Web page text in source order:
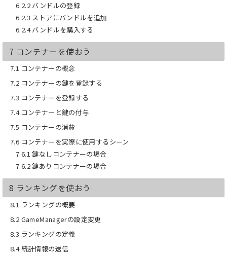
A．はい。第２弾の
のソーシャル編
【さあ、PlayFab を始めよう！】
づくと思います。
PlayFab の勉強を始めてみませんか？
6.2.2 バンドルの登録
6.2.3 ストアにバンドルを追加
6.2.4 バンドルを購入する
7 コンテナーを使おう
7.1 コンテナーの概念
7.2 コンテナーの鍵を登録する
7.3 コンテナーを登録する
7.4 コンテナーと鍵の付与
7.5 コンテナーの消費
7.6 コンテナーを実際に使用するシーン
7.6.1 鍵なしコンテナーの場合
7.6.2 鍵ありコンテナーの場合
8 ランキングを使おう
8.1 ランキングの概要
8.2 GameManagerの設定変更
8.3 ランキングの定義
8.4 統計情報の送信